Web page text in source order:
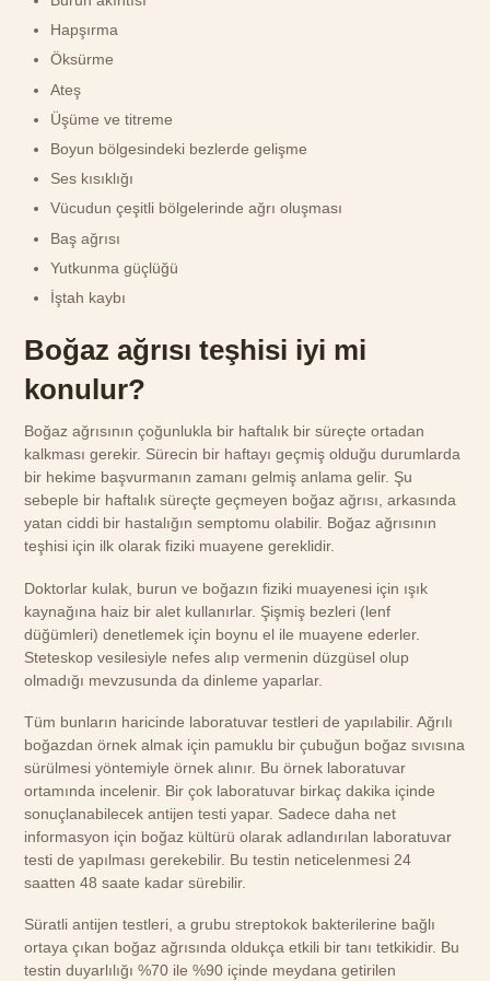
Hapşırma
Öksürme
Ateş
Üşüme ve titreme
Boyun bölgesindeki bezlerde gelişme
Ses kısıklığı
Vücudun çeşitli bölgelerinde ağrı oluşması
Baş ağrısı
Yutkunma güçlüğü
İştah kaybı
Boğaz ağrısı teşhisi iyi mi
konulur?
Boğaz ağrısının çoğunlukla bir haftalık bir süreçte ortadan
kalkması gerekir. Sürecin bir haftayı geçmiş olduğu durumlarda
bir hekime başvurmanın zamanı gelmiş anlama gelir. Şu
sebeple bir haftalık süreçte geçmeyen boğaz ağrısı, arkasında
yatan ciddi bir hastalığın semptomu olabilir. Boğaz ağrısının
teşhisi için ilk olarak fiziki muayene gereklidir.
Doktorlar kulak, burun ve boğazın fiziki muayenesi için ışık
kaynağına haiz bir alet kullanırlar. Şişmiş bezleri (lenf
düğümleri) denetlemek için boynu el ile muayene ederler.
Steteskop vesilesiyle nefes alıp vermenin düzgüsel olup
olmadığı mevzusunda da dinleme yaparlar.
Tüm bunların haricinde laboratuvar testleri de yapılabilir. Ağrılı
boğazdan örnek almak için pamuklu bir çubuğun boğaz sıvısına
sürülmesi yöntemiyle örnek alınır. Bu örnek laboratuvar
ortamında incelenir. Bir çok laboratuvar birkaç dakika içinde
sonuçlanabilecek antijen testi yapar. Sadece daha net
informasyon için boğaz kültürü olarak adlandırılan laboratuvar
testi de yapılması gerekebilir. Bu testin neticelenmesi 24
saatten 48 saate kadar sürebilir.
Süratli antijen testleri, a grubu streptokok bakterilerine bağlı
ortaya çıkan boğaz ağrısında oldukça etkili bir tanı tetkikidir. Bu
testin duyarlılığı %70 ile %90 içinde meydana getirilen